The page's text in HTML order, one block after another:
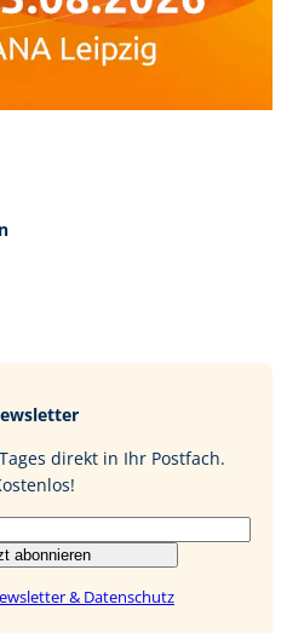
direkt in Ihr Postfach.
abonnieren
& Datenschutz